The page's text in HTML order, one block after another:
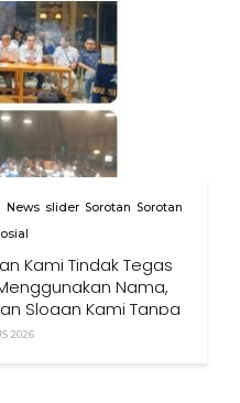
News slider Sorotan Sorotan
Kami Tindak Tegas
Nama,
Slogan Kami Tanpa
2026